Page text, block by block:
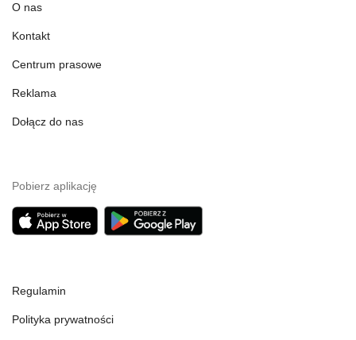
O nas
Kontakt
Centrum prasowe
Reklama
Dołącz do nas
Pobierz aplikację
Regulamin
Polityka prywatności